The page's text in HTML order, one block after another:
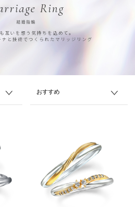
Ring
結婚指輪
互いを想う気持ちを込めて。
ナと技術でつくられたマリッジリング